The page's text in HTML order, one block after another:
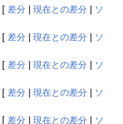
[ 差分 現在との差分
ソ
[ 差分 現在との差分
ソ
[ 差分 現在との差分
ソ
[ 差分 現在との差分
ソ
[ 差分 現在との差分
ソ